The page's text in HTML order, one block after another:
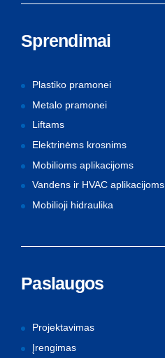
Sprendimai
Plastiko pramonei
Metalo pramonei
Liftams
Elektrinėms krosnims
Mobilioms aplikacijoms
Vandens ir HVAC aplikacijoms
Mobilioji hidraulika
Paslaugos
Projektavimas
Įrengimas